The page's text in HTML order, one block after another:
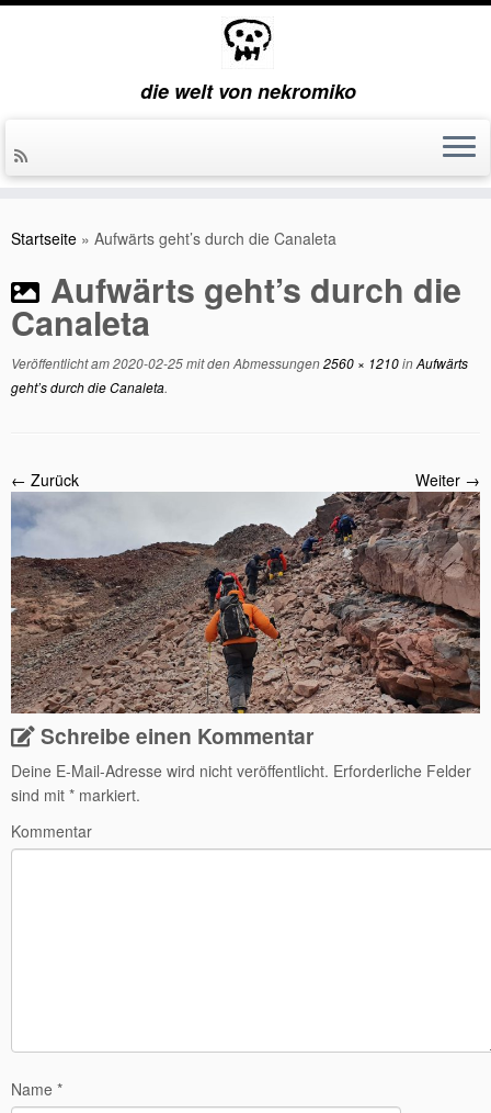
Inhalt
die welt von nekromiko
Startseite » Aufwärts geht’s durch die Canaleta
Aufwärts geht’s durch die
Canaleta
Veröffentlicht am2020-02-25mit den Abmessungen2560 × 1210inAufwärts
geht’s durch die Canaleta.
← Zurück Weiter →
Schreibe einen Kommentar
Deine E-Mail-Adresse wird nicht veröffentlicht. Erforderliche Felder
sind mit * markiert.
Kommentar
Name *